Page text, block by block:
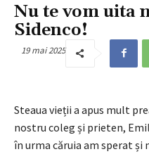
Nu te vom uita
Sidenco!
19 mai 2025
Steaua vieții a apus mult
nostru coleg și prieten,
în urma căruia am sperat și